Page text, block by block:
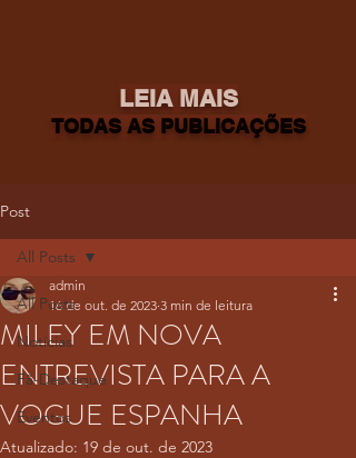
LEIA MAIS
TODAS AS PUBLICAÇÕES
Post
All Posts
Notícias
Fã-Destaque
Eventos
All Posts
MILEY EM NOVA
ENTREVISTA PARA A
VOGUE ESPANHA
admin
16 de out. de 2023 3 min de leitura
Atualizado: 19 de out. de 2023